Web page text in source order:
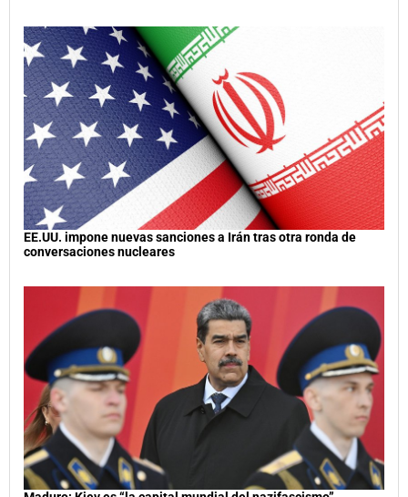
EE.UU. impone nuevas sanciones a Irán tras otra ronda de
conversaciones nucleares